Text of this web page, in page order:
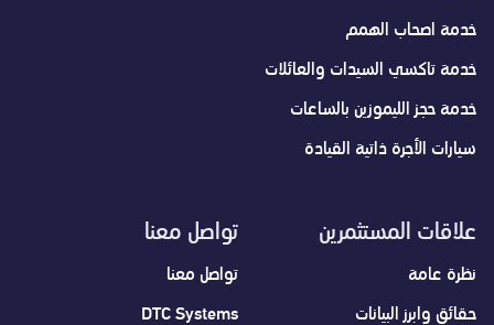
خدمة اصحاب الهمم
خدمة تاكسي السيدات والعائلات
خدمة حجز الليموزين بالساعات
سيارات الأجرة ذاتية القيادة
علاقات المستثمرين
نظرة عامة
حقائق وابرز البيانات
تواصل معنا
تواصل معنا
DTC Systems